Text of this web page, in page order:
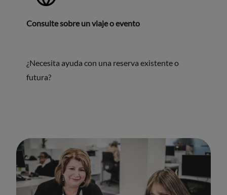
Consulte sobre un viaje o evento
¿Necesita ayuda con una reserva existente o
futura?